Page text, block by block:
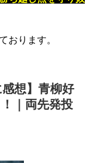
おります。
感想】青柳好
｜両先発投